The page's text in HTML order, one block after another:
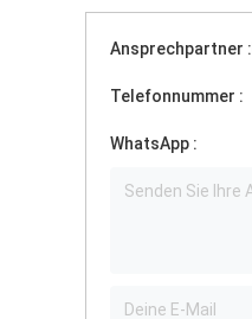
Ansprechpartner :
Telefonnummer :
WhatsApp :